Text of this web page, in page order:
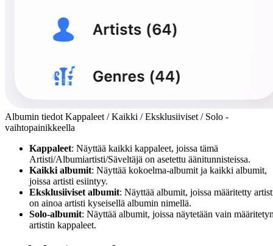
Albumin tiedot Kappaleet / Kaikki / Eksklusiiviset / Solo -
vaihtopainikkeella
Kappaleet: Näyttää kaikki kappaleet, joissa tämä
Artisti/Albumiartisti/Säveltäjä on asetettu äänitunnisteissa.
Kaikki albumit: Näyttää kokoelma-albumit ja kaikki albumit,
joissa artisti esiintyy.
Eksklusiiviset albumit: Näyttää albumit, joissa määritetty
on ainoa artisti kyseisellä albumin nimellä.
Solo-albumit: Näyttää albumit, joissa näytetään vain
artistin kappaleet.